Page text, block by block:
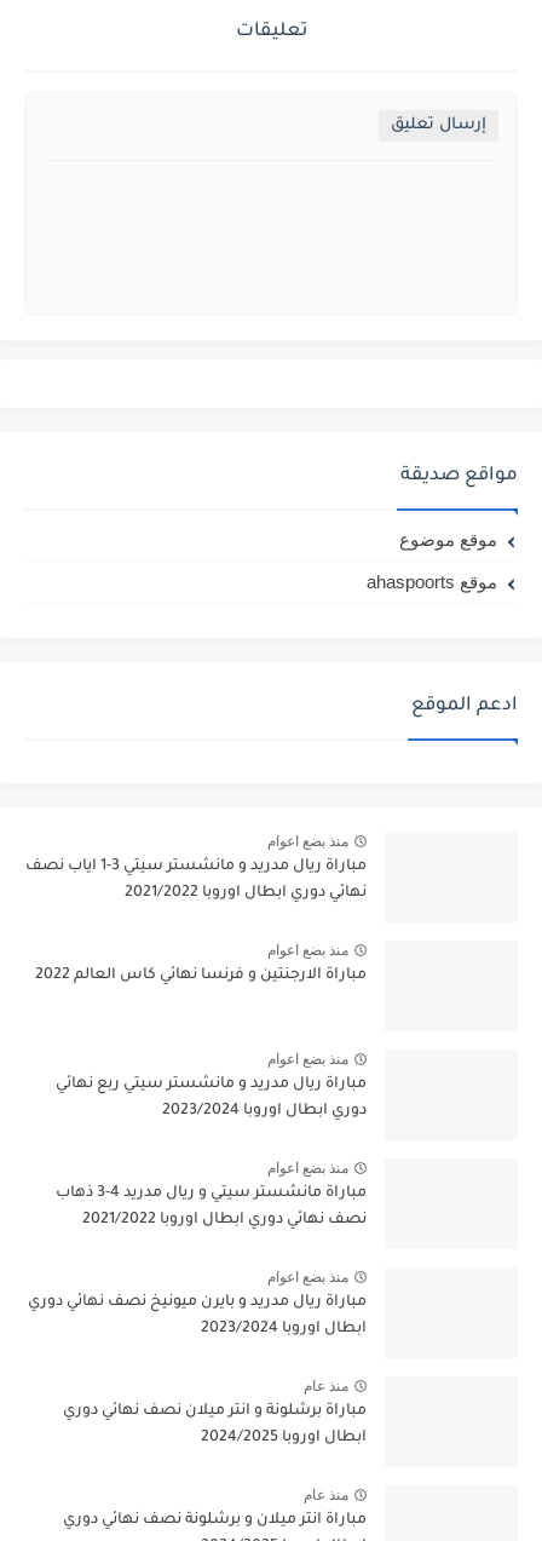
تعليقات
إرسال تعليق
مواقع صديقة
موقع موضوع
موقع ahaspoorts
ادعم الموقع
منذ بضع اعوام
مباراة ريال مدريد و مانشستر سيتي 3-1 اياب نصف
نهائي دوري ابطال اوروبا 2021/2022
منذ بضع اعوام
مباراة الارجنتين و فرنسا نهائي كاس العالم 2022
منذ بضع اعوام
مباراة ريال مدريد و مانشستر سيتي ربع نهائي
دوري ابطال اوروبا 2023/2024
منذ بضع اعوام
مباراة مانشستر سيتي و ريال مدريد 4-3 ذهاب
نصف نهائي دوري ابطال اوروبا 2021/2022
منذ بضع اعوام
مباراة ريال مدريد و بايرن ميونيخ نصف نهائي دوري
ابطال اوروبا 2023/2024
منذ عام
مباراة برشلونة و انتر ميلان نصف نهائي دوري
ابطال اوروبا 2024/2025
منذ عام
مباراة انتر ميلان و برشلونة نصف نهائي دوري